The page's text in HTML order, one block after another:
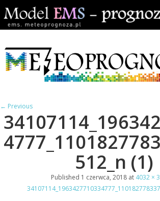
← Previous
512_n (1)
Published 1 czerwca, 2018 at 4032 ×